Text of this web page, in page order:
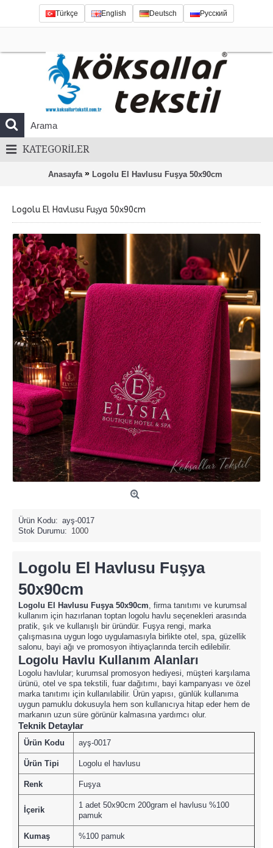
Türkçe English Deutsch Русский
KATEGORILER
Anasayfa » Logolu El Havlusu Fuşya 50x90cm
Logolu El Havlusu Fuşya 50x90cm
Ürün Kodu: ayş-0017
Stok Durumu: 1000
Logolu El Havlusu Fuşya
50x90cm
Logolu El Havlusu Fuşya 50x90cm, firma tanıtımı ve kurumsal
kullanım için hazırlanan toptan logolu havlu seçenekleri arasında
pratik, şık ve kullanışlı bir üründür. Fuşya rengi, marka
çalışmasına uygun logo uygulamasıyla birlikte otel, spa, güzellik
salonu, bayi ağı ve promosyon ihtiyaçlarında tercih edilebilir.
Logolu Havlu Kullanım Alanları
Logolu havlular; kurumsal promosyon hediyesi, müşteri karşılama
ürünü, otel ve spa tekstili, fuar dağıtımı, bayi kampanyası ve özel
marka tanıtımı için kullanılabilir. Ürün yapısı, günlük kullanıma
uygun pamuklu dokusuyla hem son kullanıcıya hitap eder hem de
markanın uzun süre görünür kalmasına yardımcı olur.
Teknik Detaylar
Ürün Kodu ayş-0017
Ürün Tipi Logolu el havlusu
Renk Fuşya
İçerik
1 adet 50x90cm 200gram el havlusu %100
pamuk
Kumaş %100 pamuk